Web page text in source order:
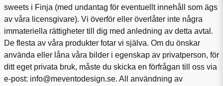
sweets i Finja (med undantag för eventuellt innehåll som ägs
av våra licensgivare). Vi överför eller överlåter inte några
immateriella rättigheter till dig med anledning av detta avtal.
De flesta av våra produkter fotar vi själva. Om du önskar
använda eller låna våra bilder i egenskap av privatperson, för
ditt eget privata bruk, måste du skicka en förfrågan till oss via
e-post: info@meventodesign.se. All användning av